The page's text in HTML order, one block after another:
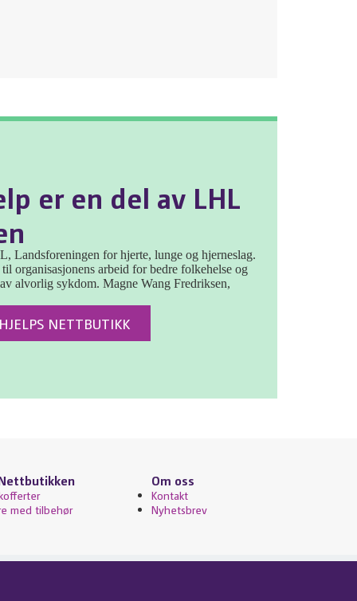
er en del av LHL
Landsforeningen for hjerte, lunge og hjerneslag.
organisasjonens arbeid for bedre folkehelse og
alvorlig sykdom. Magne Wang Fredriksen,
NETTBUTIKK
med tilbehør
Om oss
Kontakt
Nyhetsbrev